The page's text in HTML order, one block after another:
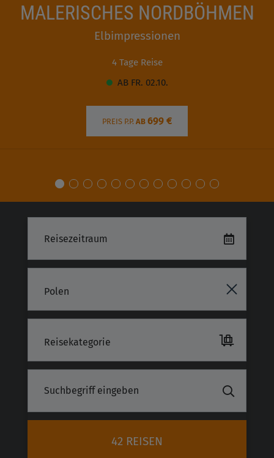
MALERISCHES NORDBÖHMEN
Elbimpressionen
4 Tage Reise
AB FR. 02.10.
PREIS P.P. AB 699 €
Polen
Reisekategorie
42 REISEN